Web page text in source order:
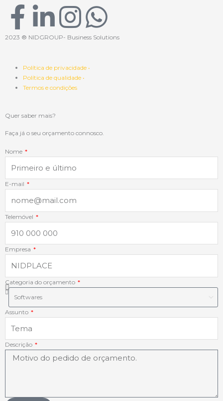
F
a
c
e
b
o
o
k
-
f
L
i
n
k
e
d
i
n
-
i
n
I
n
s
t
g
r
a
m
W
h
a
p
p
2023 ® NIDGROUP- Business Solutions
Política de privacidade •
Política de qualidade •
Termos e condições
Quer saber mais?
Faça já o seu orçamento connosco.
Nome
E-mail
Telemóvel
Empresa
Categoria do orçamento
Assunto
Descrição